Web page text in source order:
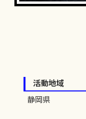
活動地域
静岡県